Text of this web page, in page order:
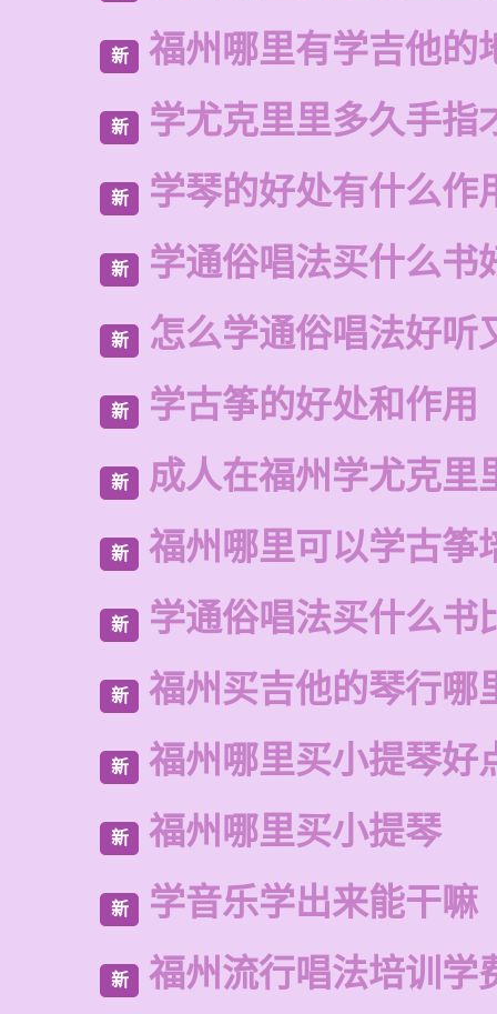
新 福州哪里有学吉他的
新 学尤克里里多久手指
新 学琴的好处有什么作
新 学通俗唱法买什么书
新 怎么学通俗唱法好听
新 学古筝的好处和作用
新 成人在福州学尤克里
新 福州哪里可以学古筝
新 学通俗唱法买什么书
新 福州买吉他的琴行哪
新 福州哪里买小提琴好
新 福州哪里买小提琴
新 学音乐学出来能干嘛
新 福州流行唱法培训学